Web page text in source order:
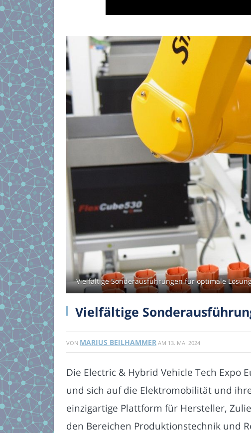
Vielfältige Sonderausführungen für optimale
Vielfältige
VON MARIUS BEILHAMMER AM 13. MAI 2024
Die Electric & Hybrid Vehicle Tech Expo
und sich auf die Elektromobilität und
einzigartige Plattform für Hersteller,
den Bereichen Produktionstechnik und